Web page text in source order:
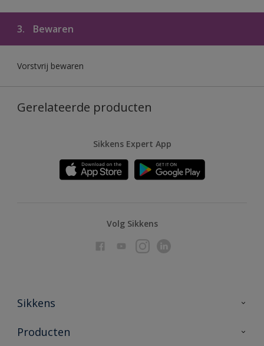
3. Bewaren
Vorstvrij bewaren
Gerelateerde producten
Sikkens Expert App
Volg Sikkens
Sikkens
Over Sikkens
Producten